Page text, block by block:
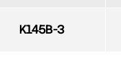
K145B-3